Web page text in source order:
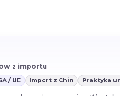
z importu
/ UE Import z Chin Praktyka